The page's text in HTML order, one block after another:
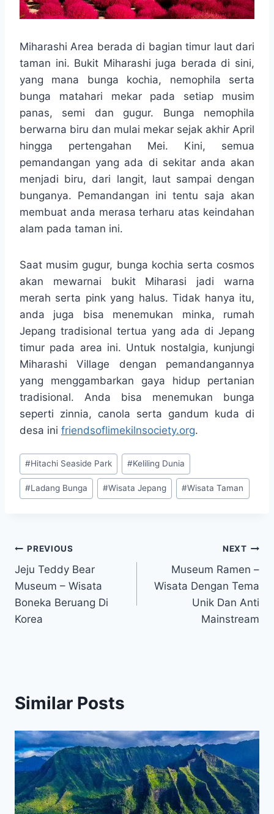
Miharashi Area berada di bagian timur laut dari
taman ini. Bukit Miharashi juga berada di sini,
yang mana bunga kochia, nemophila serta
bunga matahari mekar pada setiap musim
panas, semi dan gugur. Bunga nemophila
berwarna biru dan mulai mekar sejak akhir April
hingga pertengahan Mei. Kini, semua
pemandangan yang ada di sekitar anda akan
menjadi biru, dari langit, laut sampai dengan
bunganya. Pemandangan ini tentu saja akan
membuat anda merasa terharu atas keindahan
alam pada taman ini.
Saat musim gugur, bunga kochia serta cosmos
akan mewarnai bukit Miharasi jadi warna
merah serta pink yang halus. Tidak hanya itu,
anda juga bisa menemukan minka, rumah
Jepang tradisional tertua yang ada di Jepang
timur pada area ini. Untuk nostalgia, kunjungi
Miharashi Village dengan pemandangannya
yang menggambarkan gaya hidup pertanian
tradisional. Anda bisa menemukan bunga
seperti zinnia, canola serta gandum kuda di
desa ini friendsoflimekilnsociety.org.
Post
Tags:
#Hitachi Seaside Park #Keliling Dunia
#Ladang Bunga #Wisata Jepang #Wisata Taman
Post
navigation
PREVIOUS
Jeju Teddy Bear
Museum – Wisata
Boneka Beruang Di
Korea
NEXT
Museum Ramen –
Wisata Dengan Tema
Unik Dan Anti
Mainstream
Similar Posts